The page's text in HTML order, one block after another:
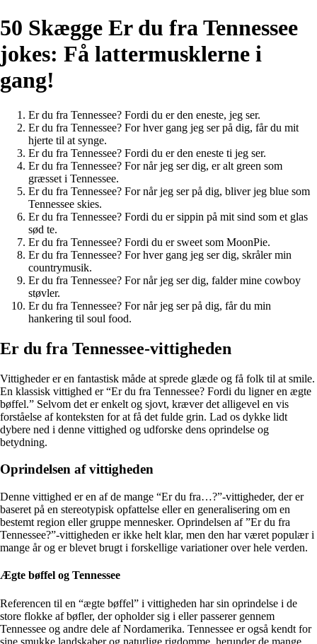
50 Skægge Er du fra Tennessee
jokes: Få lattermusklerne i
gang!
Er du fra Tennessee? Fordi du er den eneste, jeg ser.
Er du fra Tennessee? For hver gang jeg ser på dig, får du mit
hjerte til at synge.
Er du fra Tennessee? Fordi du er den eneste ti jeg ser.
Er du fra Tennessee? For når jeg ser dig, er alt green som
græsset i Tennessee.
Er du fra Tennessee? For når jeg ser på dig, bliver jeg blue som
Tennessee skies.
Er du fra Tennessee? Fordi du er sippin på mit sind som et glas
sød te.
Er du fra Tennessee? Fordi du er sweet som MoonPie.
Er du fra Tennessee? For hver gang jeg ser dig, skråler min
countrymusik.
Er du fra Tennessee? For når jeg ser dig, falder mine cowboy
støvler.
Er du fra Tennessee? For når jeg ser på dig, får du min
hankering til soul food.
Er du fra Tennessee-vittigheden
Vittigheder er en fantastisk måde at sprede glæde og få folk til at smile.
En klassisk vittighed er “Er du fra Tennessee? Fordi du ligner en ægte
bøffel.” Selvom det er enkelt og sjovt, kræver det alligevel en vis
forståelse af konteksten for at få det fulde grin. Lad os dykke lidt
dybere ned i denne vittighed og udforske dens oprindelse og
betydning.
Oprindelsen af vittigheden
Denne vittighed er en af ​​de mange “Er du fra…?”-vittigheder, der er
baseret på en stereotypisk opfattelse eller en generalisering om en
bestemt region eller gruppe mennesker. Oprindelsen af ​​”Er du fra
Tennessee?”-vittigheden er ikke helt klar, men den har været populær i
mange år og er blevet brugt i forskellige variationer over hele verden.
Ægte bøffel og Tennessee
Referencen til en “ægte bøffel” i vittigheden har sin oprindelse i de
store flokke af bøfler, der opholder sig i eller passerer gennem
Tennessee og andre dele af Nordamerika. Tennessee er også kendt for
sine smukke landskaber og naturlige rigdomme, herunder de mange